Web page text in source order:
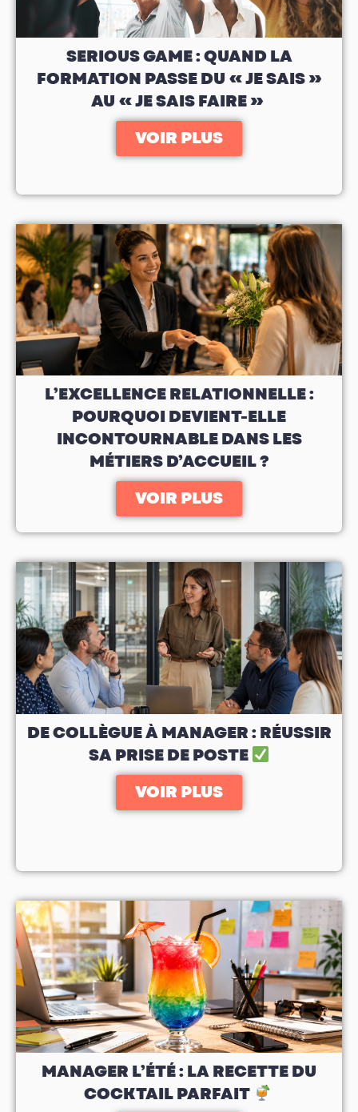
SERIOUS GAME : QUAND LA
FORMATION PASSE DU « JE SAIS »
AU « JE SAIS FAIRE »
VOIR PLUS
L’EXCELLENCE RELATIONNELLE :
POURQUOI DEVIENT-ELLE
INCONTOURNABLE DANS LES
MÉTIERS D’ACCUEIL ?
VOIR PLUS
DE COLLÈGUE À MANAGER : RÉUSSIR
SA PRISE DE POSTE
VOIR PLUS
MANAGER L’ÉTÉ : LA RECETTE DU
COCKTAIL PARFAIT